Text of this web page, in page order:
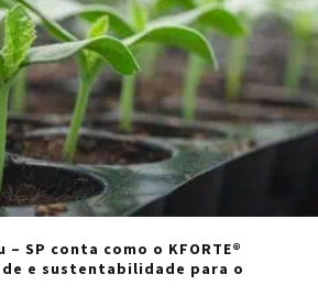
SP conta como o KFORTE®
e sustentabilidade para o